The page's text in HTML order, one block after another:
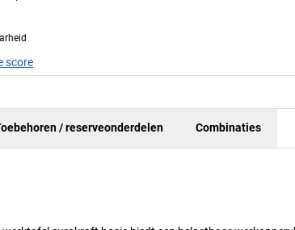
score
/ reserveonderdelen Combinaties